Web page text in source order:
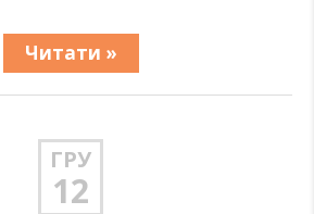
Читати »
ГРУ
12